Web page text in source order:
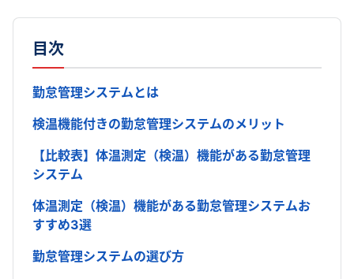
目次
勤怠管理システムとは
検温機能付きの勤怠管理システムのメリット
【比較表】体温測定（検温）機能がある勤怠管理
システム
体温測定（検温）機能がある勤怠管理システムお
すすめ3選
勤怠管理システムの選び方